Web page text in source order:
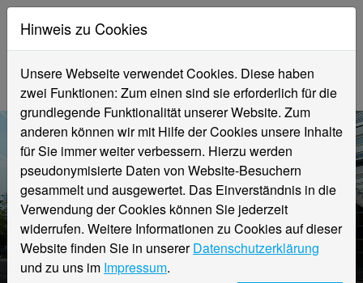
Aktuelle Meldungen
Hochschule Niederrhein
Hinweis zu Cookies
Unsere Webseite verwendet Cookies. Diese haben
zwei Funktionen: Zum einen sind sie erforderlich für die
grundlegende Funktionalität unserer Website. Zum
anderen können wir mit Hilfe der Cookies unsere Inhalte
für Sie immer weiter verbessern. Hierzu werden
pseudonymisierte Daten von Website-Besuchern
gesammelt und ausgewertet. Das Einverständnis in die
Verwendung der Cookies können Sie jederzeit
widerrufen. Weitere Informationen zu Cookies auf dieser
Website finden Sie in unsererDatenschutzerklärung
und zu uns im Impressum.